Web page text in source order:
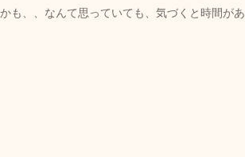
も、、なんて思っていても、気づくと時間があ